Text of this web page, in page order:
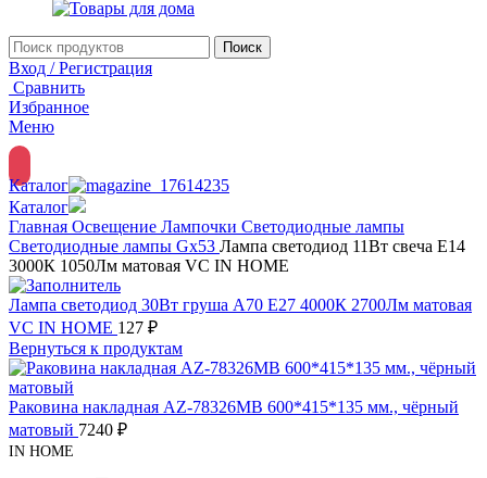
Поиск
Вход / Регистрация
Сравнить
Избранное
Меню
Каталог
Каталог
Главная Освещение Лампочки Светодиодные лампы
Светодиодные лампы Gx53 Лампа светодиод 11Вт свеча Е14
3000К 1050Лм матовая VC IN HOME
Лампа светодиод 30Вт груша А70 Е27 4000К 2700Лм матовая
VC IN HOME 127 ₽
Вернуться к продуктам
Раковина накладная AZ-78326MB 600*415*135 мм., чёрный
матовый 7240 ₽
IN HOME